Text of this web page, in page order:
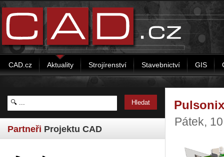
CAD.cz Aktuality Strojírenství Stavebnictví GIS
Partneři Projektu CAD
Pátek,